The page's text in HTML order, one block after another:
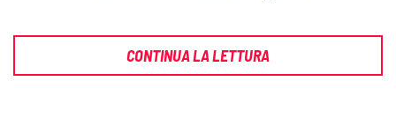
CONTINUA LA LETTURA